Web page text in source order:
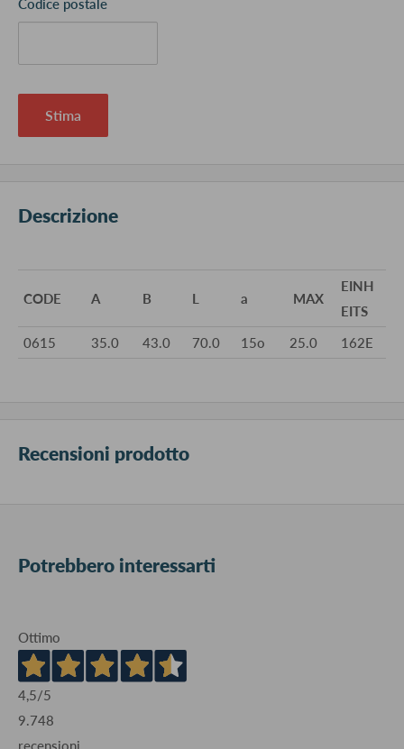
Codice postale
Stima
Descrizione
CODE A B L a MAX
EINH
EITS
0615
35.0 43.0 70.0 15o 25.0 162E
Recensioni prodotto
Potrebbero interessarti
Ottimo
4,5/5
9.748